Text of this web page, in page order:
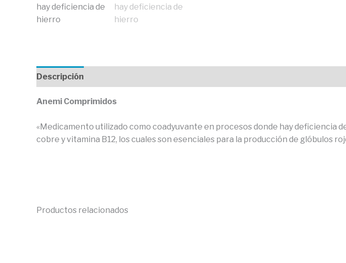
Descripción
Anemi Comprimidos
«Medicamento utilizado como coadyuvante en procesos donde hay
cobre y vitamina B12, los cuales son esenciales para la producción de glóbulos
Productos relacionados